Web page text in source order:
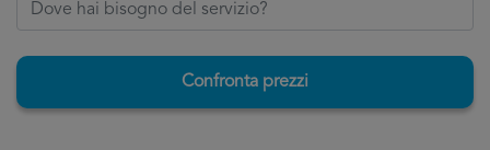
Confronta prezzi